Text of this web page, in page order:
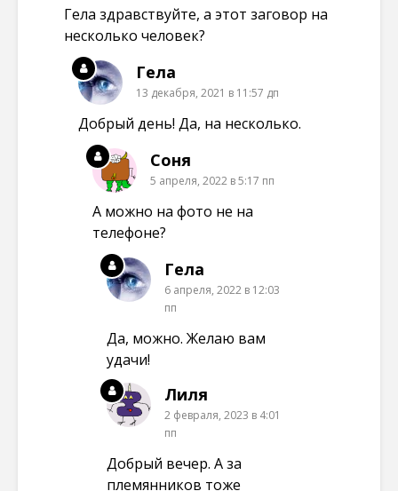
Гела здравствуйте, а этот заговор на
несколько человек?
Гела
13 декабря, 2021 в 11:57 дп
Добрый день! Да, на несколько.
Соня
5 апреля, 2022 в 5:17 пп
А можно на фото не на
телефоне?
Гела
6 апреля, 2022 в 12:03
пп
Да, можно. Желаю вам
удачи!
Лиля
2 февраля, 2023 в 4:01
пп
Добрый вечер. А за
племянников тоже